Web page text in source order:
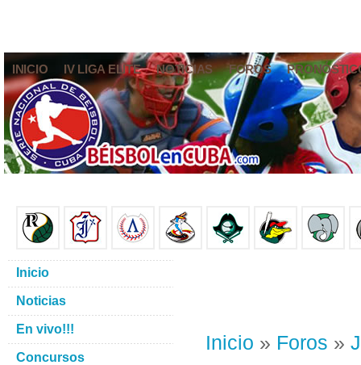
INICIO IV LIGA ELITE NOTICIAS FOROS
Inicio » Foros »
Inicio
Noticias
En vivo!!!
Concursos